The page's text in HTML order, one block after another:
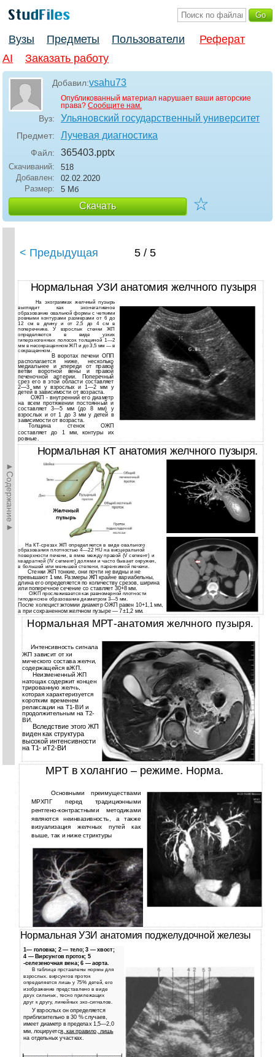
Вузы Предметы Пользователи
Реферат
AI
Заказать работу
Добавил:vsahu73
Опубликованный материал нарушает ваши авторские
права? Сообщите нам.
Вуз: Ульяновский государственный университет
Предмет: Лучевая диагностика
Файл: 365403.pptx
Скачиваний:
518
Добавлен:
02.02.2020
Размер:
5 Мб
Скачать ☆
►Содержание►
< Предыдущая 5 / 5
Нормальная УЗИ анатомия желчного пузыря
На эхограммах желчный пузырь
выглядит как эхонегативное
образование овальной формы с четкими
ровными контурами размерами от 6 до
12 см в длину и от 2,5 до 4 см в
поперечнике. У взрослых стенки ЖП
определяются в виде узких
гиперэхогенных полосок толщиной 1—2
мм в несокращенном ЖП и до 3,5 мм — в
сокращенном.
В воротах печени ОПП
располагается ниже, несколько
медиальнее и кпереди от правой
ветви воротной вены и правой
печеночной артерии. Поперечный
срез его в этой области составляет
2—3 мм у взрослых и 1—2 мм у
детей в зависимости от возраста.
ОЖП - внутренний его диаметр
на всем протяжении постоянный и
составляет 3—5 мм (до 8 мм) у
взрослых и от 1 до 3 мм у детей в
зависимости от возраста.
Толщина стенок ОЖП
составляет до 1 мм, контуры их
ровные.
Нормальная КТ анатомия желчного пузыря.
На КТ-срезах ЖП определяется в виде овального
образования плотностью 4—22 HU на висцеральной
поверхности печени, в ямке между правой (V сегмент) и
квадратной (IV сегмент) долями и часто бывает окружен,
в большей или меньшей степени, паренхимой печени.
Стенки ЖП тонкие, они почти не видны и не
превышают 1 мм. Размеры ЖП крайне вариабельны,
длина его определяется по количеству срезов, ширина
или поперечное сечение со ставляет 30+8 мм.
ОЖП прослеживается как равномерной плотности
гиподенсное образование диаметром 3—5 мм.
После холецистэктомии диаметр ОЖП равен 10+1,1 мм,
а при сохраненном желчном пузыре — 7±1,2 мм.
Нормальная МРТ-анатомия желчного пузыря.
Интенсивность сигнала
ЖП зависит от хи
мического состава желчи,
содержащейся вЖП.
Неизмененный ЖП
натощак содержит концен
трированную желчь,
которая характеризуется
коротким временем
релаксации на Т1-ВИ и
продолжительным на Т2-
ВИ.
Вследствие этого ЖП
виден как структура
высокой интенсивности
на Т1- иТ2-ВИ
МРТ в холангио – режиме. Норма.
Основными преимуществами
МРХПГ перед традиционными
рентгено-контрастными методиками
являются неинвазивность, а также
визуализация желчных путей как
выше, так и ниже стриктуры
Нормальная УЗИ анатомия поджелудочной железы
1— головка; 2 — тело; 3 — хвост;
4 — Вирсунгов проток; 5
-селезеночная вена; 6 — аорта.
В таблице прставлены нормы для
взрослых. вирсунгов проток
определяется лишь у 75% детей, его
изображение представлено в виде
двух сильных, тесно прилежащих
друг к другу, линейных эхо-сигналов.
У взрослых он определяется
приблизительно в 30 % случаев,
имеет диаметр в пределах 1,5—2,0
мм, лоцируется, как правило, лишь
на отдельных участках.